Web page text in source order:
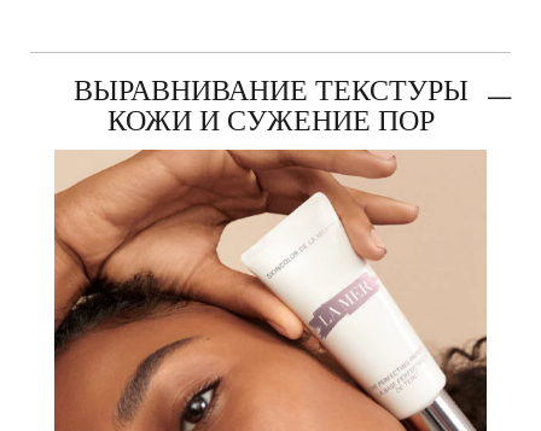
ВЫРАВНИВАНИЕ ТЕКСТУРЫ
КОЖИ И СУЖЕНИЕ ПОР